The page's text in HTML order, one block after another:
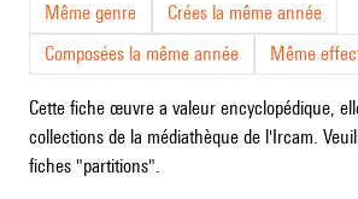
Même genre
Crées la même année
Composées la même année
Même
Cette fiche œuvre a valeur encyclopédique,
collections de la médiathèque de l'Ircam.
fiches "partitions".